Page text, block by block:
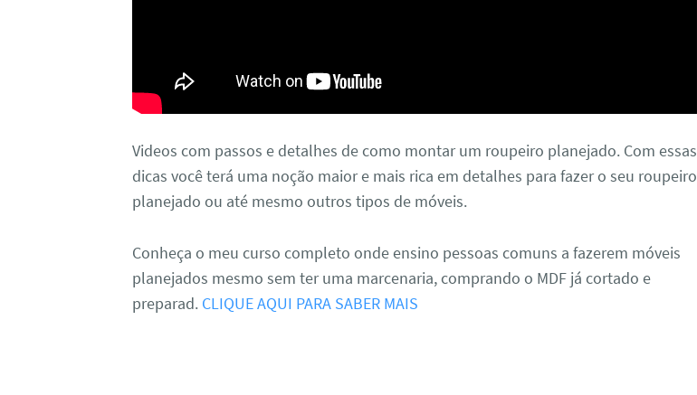
Videos com passos e detalhes de como montar um roupeiro planejado. Com essas
dicas você terá uma noção maior e mais rica em detalhes para fazer o seu roupeiro
planejado ou até mesmo outros tipos de móveis.
Conheça o meu curso completo onde ensino pessoas comuns a fazerem móveis
planejados mesmo sem ter uma marcenaria, comprando o MDF já cortado e
preparad. CLIQUE AQUI PARA SABER MAIS